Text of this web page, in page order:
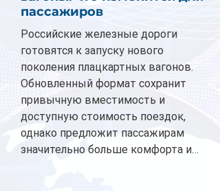
пассажиров
Российские железные дороги
готовятся к запуску нового
поколения плацкартных вагонов.
Обновленный формат сохранит
привычную вместимость и
доступную стоимость поездок,
однако предложит пассажирам
значительно больше комфорта и